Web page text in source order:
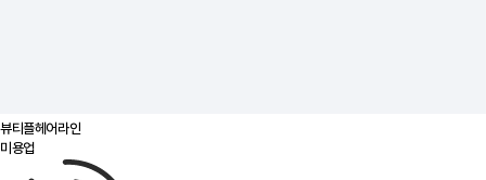
뷰티플헤어라인
미용업